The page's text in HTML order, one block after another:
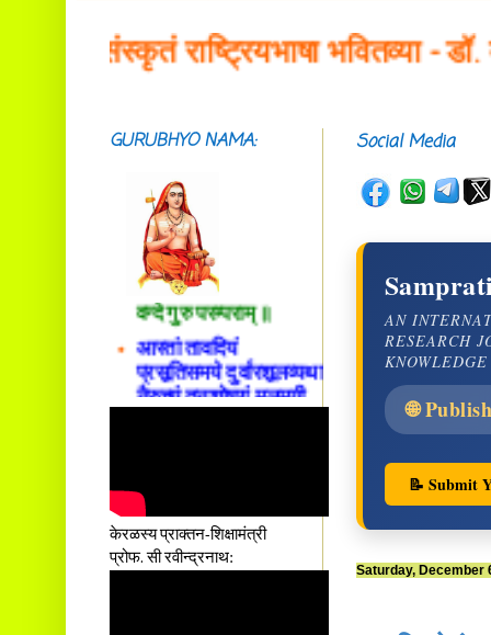
संस्कृतं राष्ट्रियभाषा भवितव्या - डॉ.
Social Media
AN
RESEARCH
🌐
📝 Submit
Saturday, December
GURUBHYO NAMA:
सदाशिवसमारम्भां
शङ्कराचार्य मध्यमाम्।
अस्मदाचार्यपर्यन्तां
वन्दे गुरु परम्पराम् ॥
आस्तां तावदियं
प्रसूतिसमये दुर्वारशूलव्यथा
नैरुच्यं तनुशोषणं मलमयी
शय्या च सांवत्सरी ।
तनयस्तस्यैः जनन्यै
नमः॥–
केरळस्य प्राक्तन-शिक्षामंत्री
प्रोफ. सी रवीन्द्रनाथ: